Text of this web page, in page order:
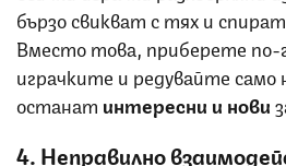
бързо свикват с тях и
Вместо това, приберете
играчките и редувайте само
останат интересни и нови
4. Неправилно